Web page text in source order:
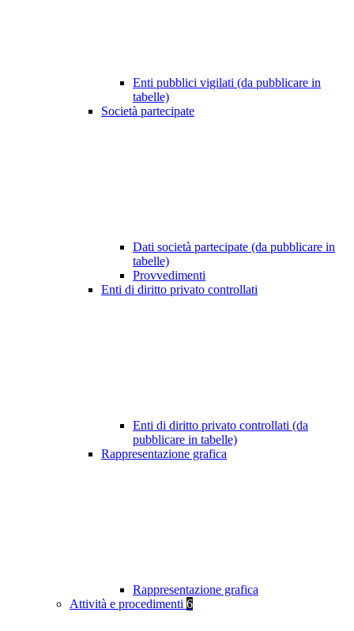
Enti pubblici vigilati (da pubblicare in
tabelle)
Società partecipate
Dati società partecipate (da pubblicare in
tabelle)
Provvedimenti
Enti di diritto privato controllati
Enti di diritto privato controllati (da
pubblicare in tabelle)
Rappresentazione grafica
Rappresentazione grafica
Attività e procedimenti 6